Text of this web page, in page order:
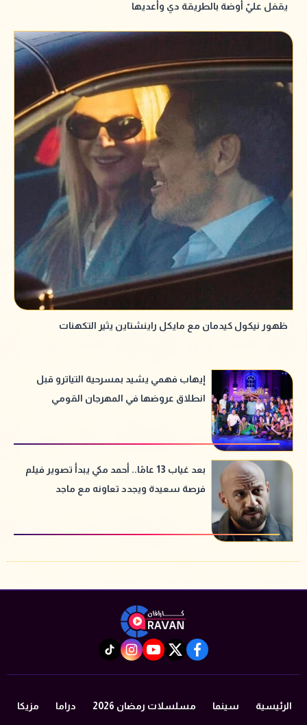
يقفل عليّ أوضة بالطريقة دي وأعديها
ظهور نيكول كيدمان مع مايكل راينشتاين يثير التكهنات
إيهاب فهمي يشيد بمسرحية التياترو قبل
انطلاق عروضها في المهرجان القومي
بعد غياب 13 عامًا.. أحمد مكي يبدأ تصوير فيلم
فرصة سعيدة ويجدد تعاونه مع ماجد
facebook
twitter
youtube
instagram
tiktok
الرئيسية سينما مسلسلات رمضان 2026 دراما مزيكا